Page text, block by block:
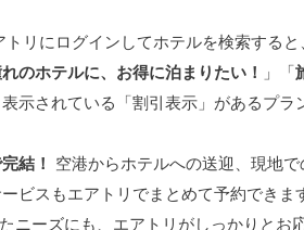
トリにログインしてホテルを検索すると
のホテルに、お得に泊まりたい！ 」「
示されている「割引表示」があるプラ
結！
空港からホテルへの送迎、現地
ービスもエアトリでまとめて予約できま
ニーズにも、エアトリがしっかりとお